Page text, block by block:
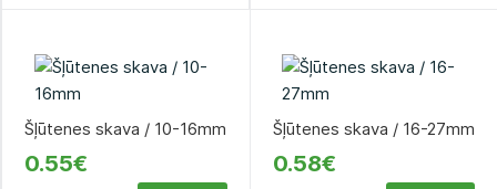
Šļūtenes skava / 10-16mm
0.55€
Šļūtenes skava / 16-27mm
0.58€